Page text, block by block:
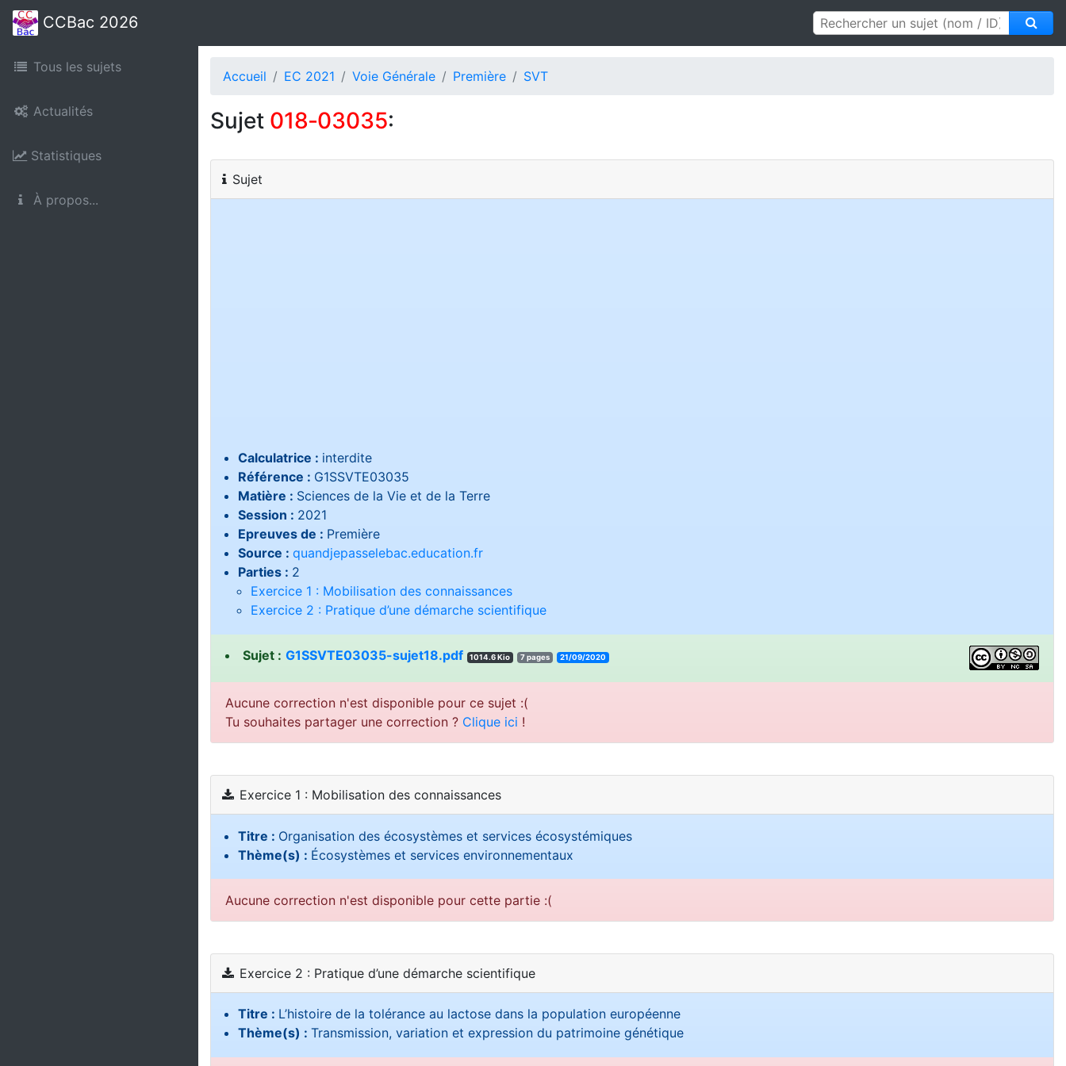
CCBac 2026
Tous les sujets
Actualités
Statistiques
À propos...
Accueil EC 2021 Voie Générale Première SVT
Sujet 018‑03035:
Sujet
Calculatrice : interdite
Référence : G1SSVTE03035
Matière : Sciences de la Vie et de la Terre
Session : 2021
Epreuves de : Première
Source : quandjepasselebac.education.fr
Parties : 2
Exercice 1 : Mobilisation des connaissances
Exercice 2 : Pratique d’une démarche scientifique
Sujet : G1SSVTE03035-sujet18.pdf 1014.6 Kio 7 pages 21/09/2020
Aucune correction n'est disponible pour ce sujet :(
Tu souhaites partager une correction ? Clique ici !
Exercice 1 : Mobilisation des connaissances
Titre : Organisation des écosystèmes et services écosystémiques
Thème(s) : Écosystèmes et services environnementaux
Aucune correction n'est disponible pour cette partie :(
Exercice 2 : Pratique d’une démarche scientifique
Titre : L’histoire de la tolérance au lactose dans la population européenne
Thème(s) : Transmission, variation et expression du patrimoine génétique